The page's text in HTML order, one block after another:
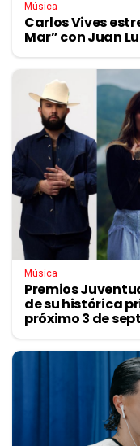
Música
Carlos Vives
Mar” con Juan
Música
Premios
de su histórica
próximo 3 de